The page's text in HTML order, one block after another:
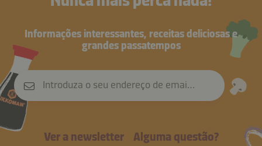
Informações interessantes, receitas deliciosas e
grandes passatempos
Introduza o seu endereço de email
Ver a newsletter Alguma questão?